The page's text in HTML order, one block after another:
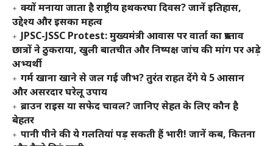
क्यों मनाया जाता है राष्ट्रीय हथकरघा दिवस? जानें इतिहास,
उद्देश्य और इसका महत्व
JPSC-JSSC Protest: मुख्यमंत्री आवास पर वार्ता का प्रस्ताव
छात्रों ने ठुकराया, खुली बातचीत और निष्पक्ष जांच की मांग पर अड़े
अभ्यर्थी
गर्म खाना खाने से जल गई जीभ? तुरंत राहत देंगे ये 5 आसान
और असरदार घरेलू उपाय
ब्राउन राइस या सफेद चावल? जानिए सेहत के लिए कौन है
बेहतर
पानी पीने की ये गलतियां पड़ सकती हैं भारी! जानें कब, कितना